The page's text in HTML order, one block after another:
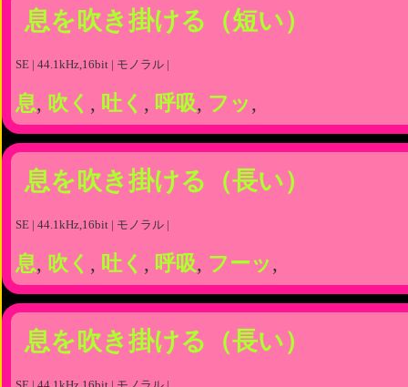
息を吹き掛ける（短い）
SE | 44.1kHz,16bit | モノラル |
息, 吹く , 吐く , 呼吸, フッ ,
息を吹き掛ける（長い）
SE | 44.1kHz,16bit | モノラル |
息, 吹く , 吐く , 呼吸, フーッ ,
息を吹き掛ける（長い）